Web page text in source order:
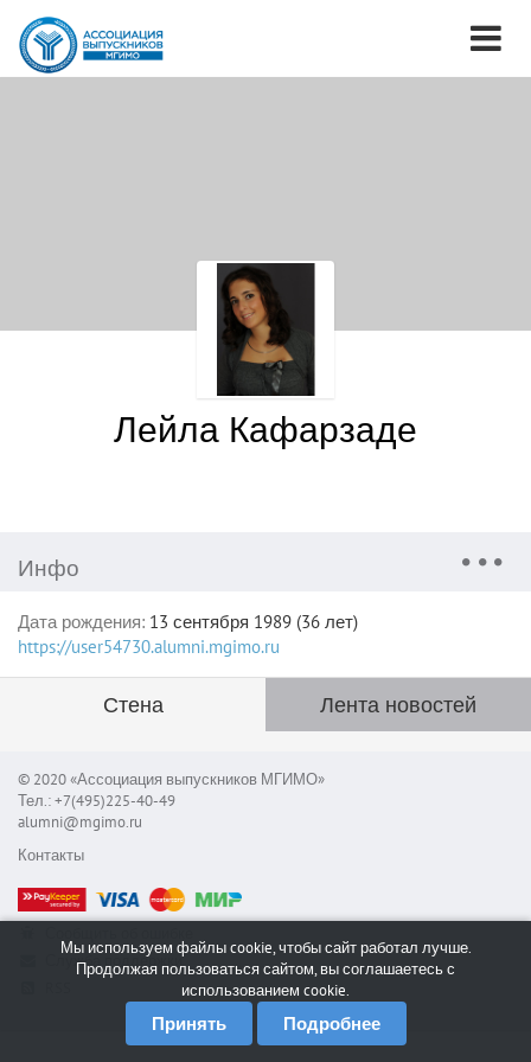
Лейла Кафарзаде
Инфо
Дата рождения: 13 сентября 1989 (36 лет)
https://user54730.alumni.mgimo.ru
Стена Лента новостей
© 2020 «Ассоциация выпускников МГИМО»
Тел.: +7(495)225-40-49
alumni@mgimo.ru
Контакты
Служба поддержки
Мы используем файлы cookie, чтобы сайт работал лучше.
Продолжая пользоваться сайтом, вы соглашаетесь с
использованием cookie.
Принять Подробнее